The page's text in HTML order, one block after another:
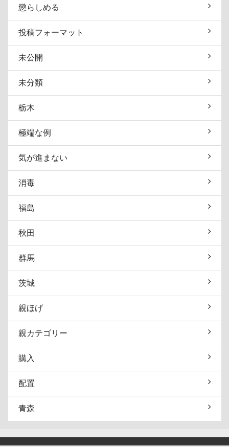
懲らしめる
投稿フォーマット
未公開
未分類
栃木
極端な例
気が進まない
消毒
福島
秋田
群馬
茨城
親ほげ
親カテゴリー
購入
配置
青森